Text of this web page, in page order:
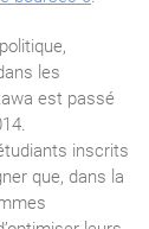
les
est passé
inscrits
que, dans la